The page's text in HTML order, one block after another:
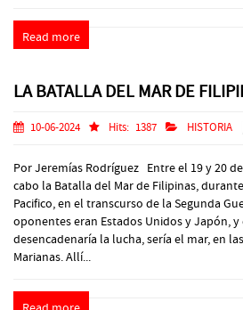
Read more
LA BATALLA DEL MAR DE
10-06-2024 Hits: 1387 HISTORIA
Por Jeremías Rodríguez Entre el 19 y 20
cabo la Batalla del Mar de Filipinas,
Pacifico, en el transcurso de la Segunda
oponentes eran Estados Unidos y Japón,
desencadenaría la lucha, sería el mar, en
Marianas. Allí...